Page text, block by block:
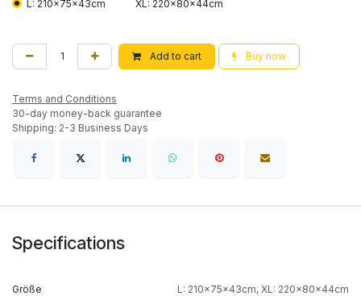
L: 210x75x43cm XL: 220x80x44cm
Add to cart Buy now
Terms and Conditions
30-day money-back guarantee
Shipping: 2-3 Business Days
Specifications
Größe L: 210x75x43cm, XL: 220x80x44cm